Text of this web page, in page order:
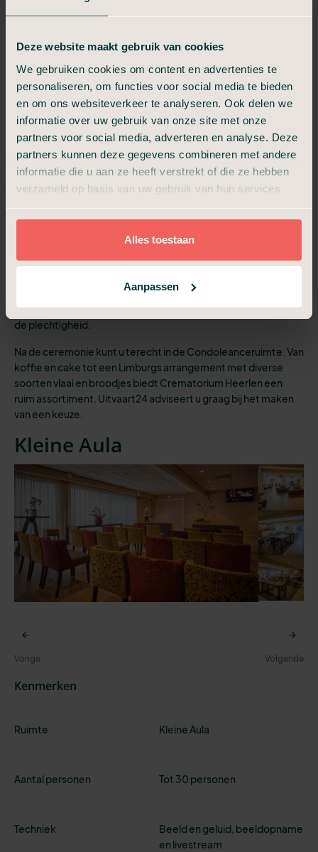
Deze website maakt gebruik van cookies
We gebruiken cookies om content en advertenties te
personaliseren, om functies voor social media te bieden
en om ons websiteverkeer te analyseren. Ook delen we
informatie over uw gebruik van onze site met onze
partners voor social media, adverteren en analyse. Deze
partners kunnen deze gegevens combineren met andere
informatie die u aan ze heeft verstrekt of die ze hebben
verzameld op basis van uw gebruik van hun services.
Alles toestaan
Aanpassen
Techniek
Beeld en geluid, beeldopname
en livestream
Bijzonderheid Organische architectuur
Vanuit de aangename, ruime ontvangstruimte van
Crematorium Heerlen worden uw genodigden begeleid naar
waarvan circa 130 zitplaatsen. Terwijl u zich met de familie
voorbereidt in de Familiekamer, kunnen uw genodigden een
door de golvende, organische elementen. De audiovisuele
techniek is uitstekend en zorgt voor een mooie omlijsting van
de plechtigheid.
Na de ceremonie kunt u terecht in de Condoleanceruimte. Van
koffie en cake tot een Limburgs arrangement met diverse
soorten vlaai en broodjes biedt Crematorium Heerlen een
ruim assortiment. Uitvaart24 adviseert u graag bij het maken
van een keuze.
Kleine Aula
Kenmerken
Ruimte Kleine Aula
Aantal personen Tot 30 personen
Techniek
Beeld en geluid, beeldopname
en livestream